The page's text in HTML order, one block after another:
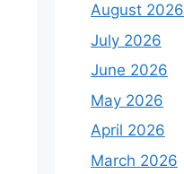
August 2026
July 2026
June 2026
May 2026
April 2026
March 2026